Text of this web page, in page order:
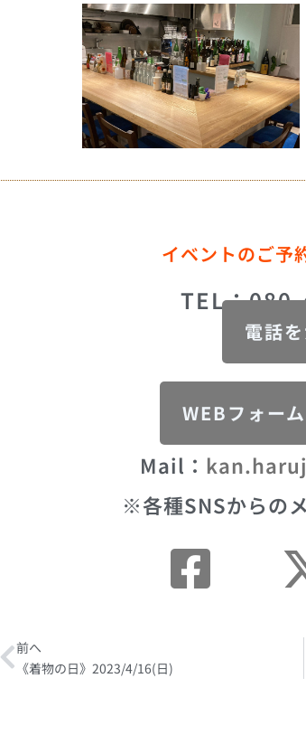
イベントのご予
TEL：
電話
WEBフォー
Mail：
※各種SNSからの
Prev
前へ
《着物の日》2023/4/16(日)